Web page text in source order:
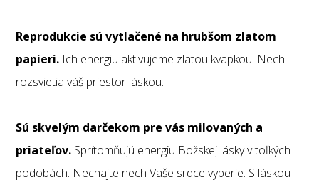
Reprodukcie sú vytlačené na hrubšom zlatom
papieri. Ich energiu aktivujeme zlatou kvapkou. Nech
rozsvietia váš priestor láskou.
Sú skvelým darčekom pre vás milovaných a
priateľov. Sprítomňujú energiu Božskej lásky v toľkých
podobách. Nechajte nech Vaše srdce vyberie. S láskou